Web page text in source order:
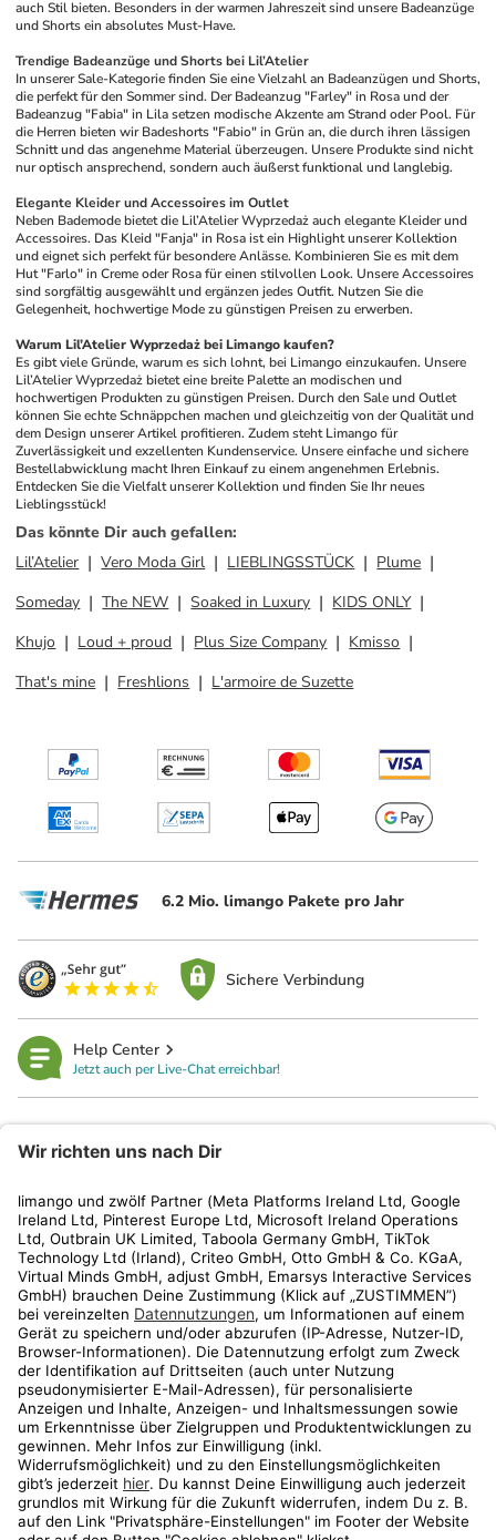
auch Stil bieten. Besonders in der warmen Jahreszeit sind unsere Badeanzüge
und Shorts ein absolutes Must-Have.
Trendige Badeanzüge und Shorts bei Lil’Atelier
In unserer Sale-Kategorie finden Sie eine Vielzahl an Badeanzügen und Shorts,
die perfekt für den Sommer sind. Der Badeanzug "Farley" in Rosa und der
Badeanzug "Fabia" in Lila setzen modische Akzente am Strand oder Pool. Für
die Herren bieten wir Badeshorts "Fabio" in Grün an, die durch ihren lässigen
Schnitt und das angenehme Material überzeugen. Unsere Produkte sind nicht
nur optisch ansprechend, sondern auch äußerst funktional und langlebig.
Elegante Kleider und Accessoires im Outlet
Neben Bademode bietet die Lil’Atelier Wyprzedaż auch elegante Kleider und
Accessoires. Das Kleid "Fanja" in Rosa ist ein Highlight unserer Kollektion
und eignet sich perfekt für besondere Anlässe. Kombinieren Sie es mit dem
Hut "Farlo" in Creme oder Rosa für einen stilvollen Look. Unsere Accessoires
sind sorgfältig ausgewählt und ergänzen jedes Outfit. Nutzen Sie die
Gelegenheit, hochwertige Mode zu günstigen Preisen zu erwerben.
Warum Lil’Atelier Wyprzedaż bei Limango kaufen?
Es gibt viele Gründe, warum es sich lohnt, bei Limango einzukaufen. Unsere
Lil’Atelier Wyprzedaż bietet eine breite Palette an modischen und
hochwertigen Produkten zu günstigen Preisen. Durch den Sale und Outlet
können Sie echte Schnäppchen machen und gleichzeitig von der Qualität und
dem Design unserer Artikel profitieren. Zudem steht Limango für
Zuverlässigkeit und exzellenten Kundenservice. Unsere einfache und sichere
Bestellabwicklung macht Ihren Einkauf zu einem angenehmen Erlebnis.
Entdecken Sie die Vielfalt unserer Kollektion und finden Sie Ihr neues
Lieblingsstück!
Das könnte Dir auch gefallen:
Lil’Atelier
Vero Moda Girl LIEBLINGSSTÜCK
Plume
Someday
The NEW Soaked in Luxury
KIDS ONLY
Khujo
Loud + proud Plus Size Company
Kmisso
That's mine
Freshlions L'armoire de Suzette
6.2 Mio. limango Pakete pro Jahr
Sichere Verbindung
Help Center
Jetzt auch per Live-Chat erreichbar!
Kundenservice
Shop
Aktionen
Travel